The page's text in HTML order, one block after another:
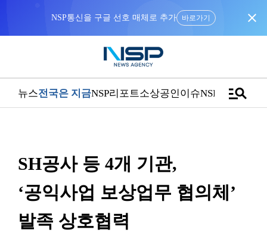
바로가기 close
뉴스전국은 지금NSP리포트소상공인이슈NSPTVmanage_search
SH공사 등 4개 기관,
‘공익사업 보상업무 협의체’
발족 상호협력